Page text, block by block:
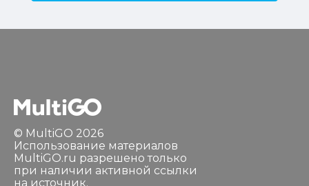
© MultiGO 2026
Использование материалов
MultiGO.ru разрешено только
при наличии активной ссылки
на источник.